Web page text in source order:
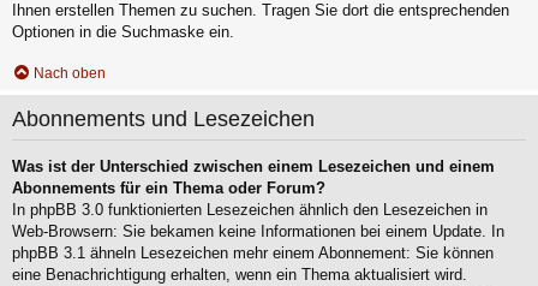
Ihnen erstellen Themen zu suchen. Tragen Sie dort die entsprechenden
Optionen in die Suchmaske ein.
Nach oben
Abonnements und Lesezeichen
Was ist der Unterschied zwischen einem Lesezeichen und einem
Abonnements für ein Thema oder Forum?
In phpBB 3.0 funktionierten Lesezeichen ähnlich den Lesezeichen in
Web-Browsern: Sie bekamen keine Informationen bei einem Update. In
phpBB 3.1 ähneln Lesezeichen mehr einem Abonnement: Sie können
eine Benachrichtigung erhalten, wenn ein Thema aktualisiert wird.